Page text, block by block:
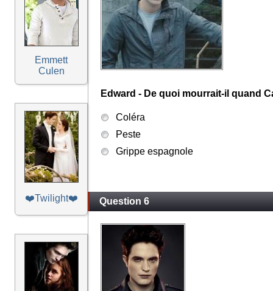
Emmett
Culen
❤️Twilight❤️
Edward - De quoi mourrait-il quand
Coléra
Peste
Grippe espagnole
Question 6